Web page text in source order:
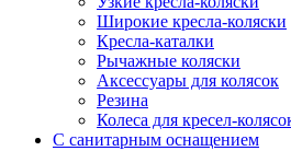
Широкие кресла-коляски
Кресла-каталки
Рычажные коляски
Аксессуары для колясок
Резина
Колеса для кресел-
С санитарным оснащением